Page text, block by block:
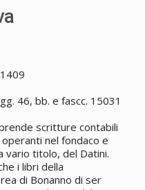
46, bb. e fascc. 15031
scritture contabili
nel fondaco e
vario titolo, del Datini.
i libri della
di Bonanno di ser